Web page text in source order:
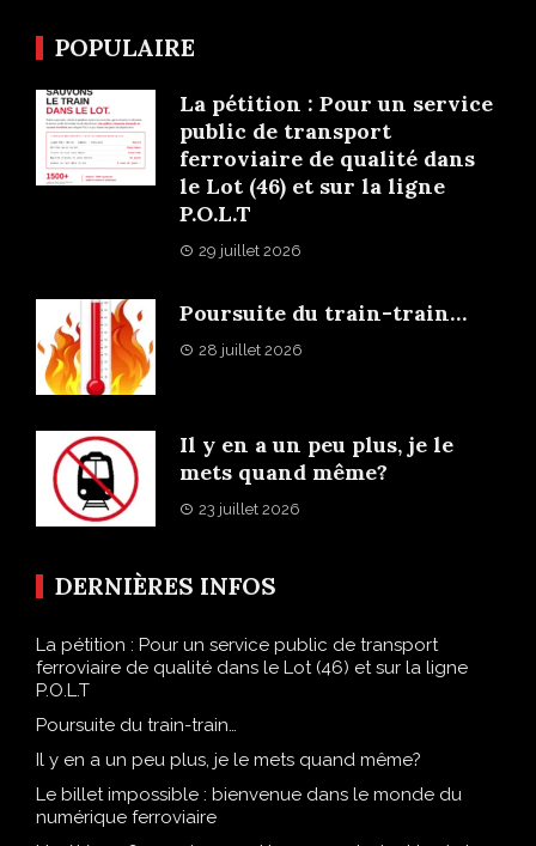
POPULAIRE
La pétition : Pour un service
public de transport
ferroviaire de qualité dans
le Lot (46) et sur la ligne
P.O.L.T
29 juillet 2026
Poursuite du train-train…
28 juillet 2026
Il y en a un peu plus, je le
mets quand même?
23 juillet 2026
DERNIÈRES INFOS
La pétition : Pour un service public de transport
ferroviaire de qualité dans le Lot (46) et sur la ligne
P.O.L.T
Poursuite du train-train…
Il y en a un peu plus, je le mets quand même?
Le billet impossible : bienvenue dans le monde du
numérique ferroviaire